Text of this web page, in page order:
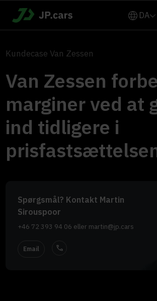
DA
Kundecase Van Zessen
Van Zessen
marginer ved at
ind tidligere i
Spørgsmål? Kontakt Martin
Sirouspoor
+46 72 393 94 06 eller martin@jp.cars
Email call